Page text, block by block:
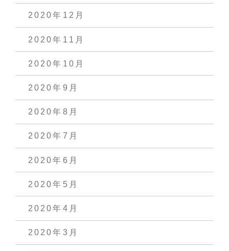
2020年12月
2020年11月
2020年10月
2020年9月
2020年8月
2020年7月
2020年6月
2020年5月
2020年4月
2020年3月